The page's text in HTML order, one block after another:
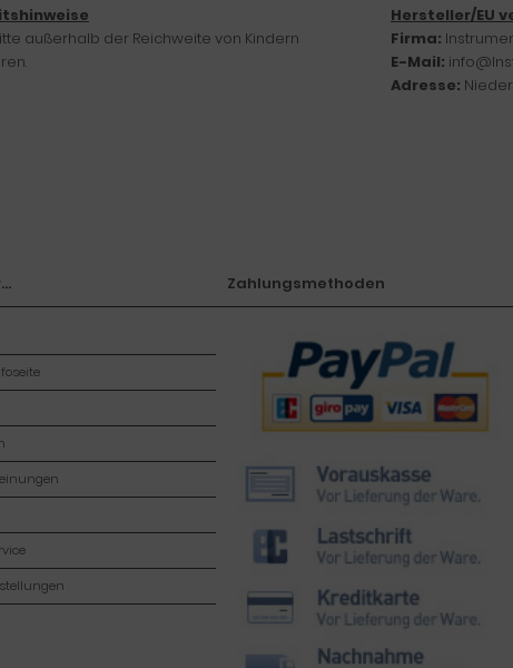
außerhalb der Reichweite von Kindern
Hersteller/EU
Firma:
E-Mail:
Adresse:
Zahlungsmethoden